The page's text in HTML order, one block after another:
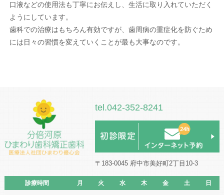
口液などの使用法も丁寧にお伝えし、生活に取り入れていただく
ようにしています。
歯科での治療はもちろん有効ですが、歯周病の重症化を防ぐため
には日々の習慣を変えていくことが最も大事なのです。
tel.042-352-8241
〒183-0045 府中市美好町2丁目10-3
診療時間 月 火 水 木 金 土 日